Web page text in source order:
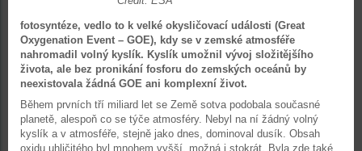
fotosyntéze, vedlo to k velké okysličovací události (Great
Oxygenation Event – GOE), kdy se v zemské atmosféře
nahromadil volný kyslík. Kyslík umožnil vývoj složitějšího
života, ale bez pronikání fosforu do zemských oceánů by
neexistovala žádná GOE ani komplexní život.
Během prvních tří miliard let se Země sotva podobala současné
planetě, alespoň co se týče atmosféry. Nebyl na ní žádný volný
kyslík a v atmosféře, stejně jako dnes, dominoval dusík. Obsah
oxidu uhličitého byl mnohem vyšší, možná i stokrát. Byla zde také